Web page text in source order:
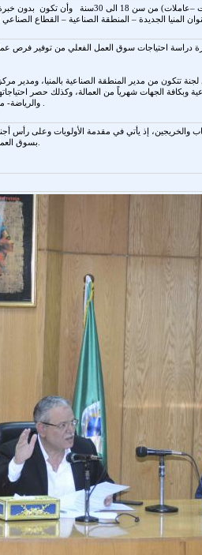
المنيا الجديدة – المنطقة الصناعية – القطاع
دراسة احتياجات سوق العمل الفعلي من توفير فرص
وبكافة الجهات شهرياً من العمالة، وكذلك حصر
والخريجين، إذ يأتي في مقدمة الأولويات وعلى